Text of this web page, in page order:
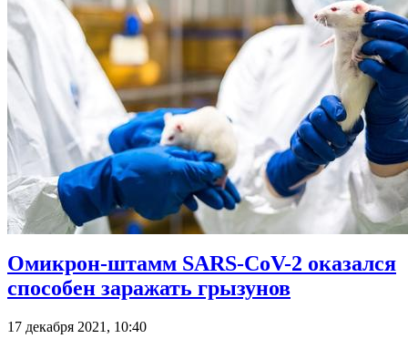
Омикрон-штамм SARS-CoV-2 оказался
способен заражать грызунов
17 декабря 2021, 10:40